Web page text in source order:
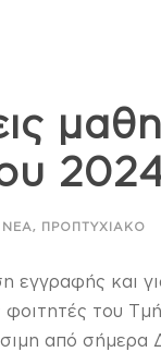
ΝΈΑ, ΠΡΟΠΤΥΧΙΑΚΌ
εγγραφής και
φοιτητές του
από